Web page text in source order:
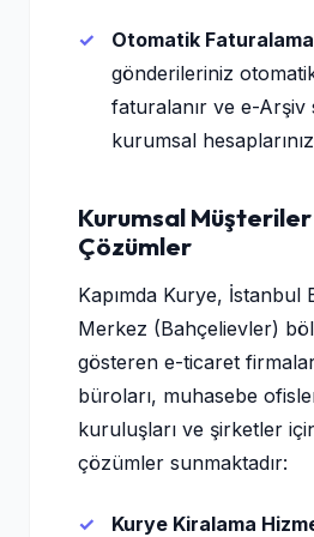
Otomatik
gönderileriniz
faturalanır ve e-Arşiv
kurumsal
Kurumsal
Çözümler
Kapımda Kurye, İstanbul
Merkez (Bahçelievler)
gösteren e-ticaret
büroları, muhasebe
kuruluşları ve şirketler
çözümler sunmaktadır:
Kurye Kiralama